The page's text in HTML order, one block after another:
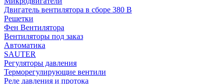
Двигатель вентилятора в сборе 380 В
Решетки
Фен Вентилятора
Вентиляторы под заказ
Автоматика
SAUTER
Регуляторы давления
Терморегулирующие вентили
Реле давления и протока